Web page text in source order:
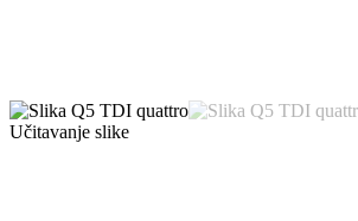
Učitavanje slike